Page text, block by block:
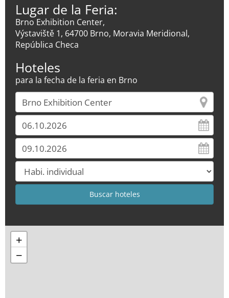
Lugar de la Feria:
Brno Exhibition Center,
Výstaviště 1, 64700 Brno, Moravia Meridional,
República Checa
Hoteles
para la fecha de la feria en Brno
+
−